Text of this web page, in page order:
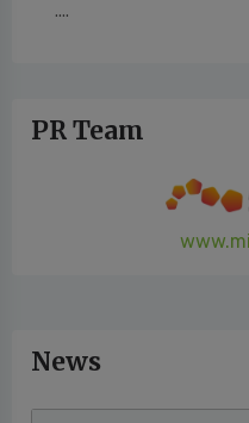
....
PR Team
News